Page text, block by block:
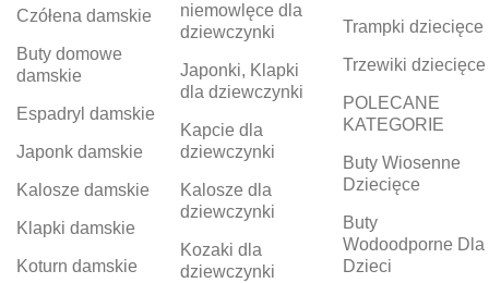
Czółena damskie
Buty domowe
damskie
Espadryl damskie
Japonk damskie
Kalosze damskie
Klapki damskie
Koturn damskie
niemowlęce dla
dziewczynki
Japonki, Klapki
dla dziewczynki
Kapcie dla
dziewczynki
Kalosze dla
dziewczynki
Kozaki dla
dziewczynki
Trampki dziecięce
Trzewiki dziecięce
POLECANE
KATEGORIE
Buty Wiosenne
Dziecięce
Buty
Wodoodporne Dla
Dzieci